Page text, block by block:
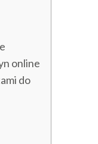
online
do